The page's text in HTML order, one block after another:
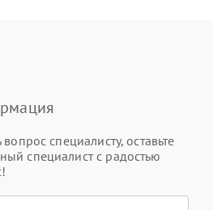
специалисту, оставьте
специалист с радостью